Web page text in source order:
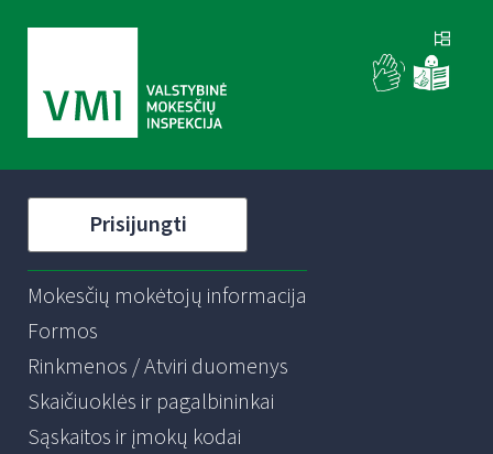
Prisijungti
Mokesčių mokėtojų informacija
Formos
Rinkmenos / Atviri duomenys
Skaičiuoklės ir pagalbininkai
Sąskaitos ir įmokų kodai